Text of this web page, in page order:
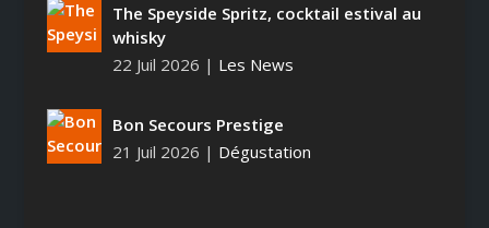
The Speyside Spritz, cocktail estival au
whisky
22 Juil 2026 | Les News
Bon Secours Prestige
21 Juil 2026 | Dégustation